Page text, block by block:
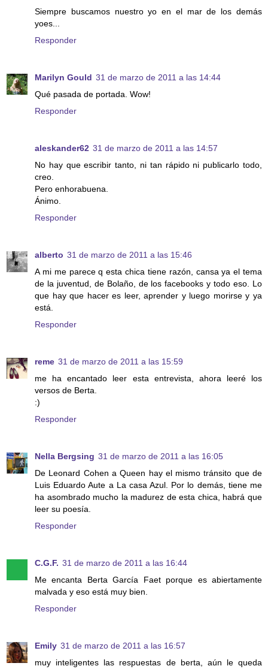
Siempre buscamos nuestro yo en el mar de los demás
yoes...
Responder
Marilyn Gould 31 de marzo de 2011 a las 14:44
Qué pasada de portada. Wow!
Responder
aleskander62 31 de marzo de 2011 a las 14:57
No hay que escribir tanto, ni tan rápido ni publicarlo todo,
creo.
Pero enhorabuena.
Ánimo.
Responder
alberto 31 de marzo de 2011 a las 15:46
A mi me parece q esta chica tiene razón, cansa ya el tema
de la juventud, de Bolaño, de los facebooks y todo eso. Lo
que hay que hacer es leer, aprender y luego morirse y ya
está.
Responder
reme 31 de marzo de 2011 a las 15:59
me ha encantado leer esta entrevista, ahora leeré los
versos de Berta.
:)
Responder
Nella Bergsing 31 de marzo de 2011 a las 16:05
De Leonard Cohen a Queen hay el mismo tránsito que de
Luis Eduardo Aute a La casa Azul. Por lo demás, tiene me
ha asombrado mucho la madurez de esta chica, habrá que
leer su poesía.
Responder
C.G.F. 31 de marzo de 2011 a las 16:44
Me encanta Berta García Faet porque es abiertamente
malvada y eso está muy bien.
Responder
Emily 31 de marzo de 2011 a las 16:57
muy inteligentes las respuestas de berta, aún le queda